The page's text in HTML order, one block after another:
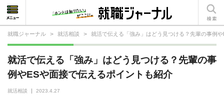
就職ジャーナル > 就活相談 > 就活で伝える「強み」はどう見つける？先輩の事例
就活で伝える「強み」はどう見つける？先輩の事
例やESや面接で伝えるポイントも紹介
就活相談 2023.4.27
就活相談
就活ノウハウ
仕事の選び方・ヒント